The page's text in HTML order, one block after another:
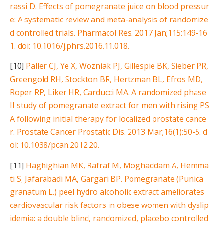
rassi D. Effects of pomegranate juice on blood pressur
e: A systematic review and meta-analysis of randomize
d controlled trials. Pharmacol Res. 2017 Jan;115:149-16
1. doi: 10.1016/j.phrs.2016.11.018.
[10] Paller CJ, Ye X, Wozniak PJ, Gillespie BK, Sieber PR,
Greengold RH, Stockton BR, Hertzman BL, Efros MD,
Roper RP, Liker HR, Carducci MA. A randomized phase
II study of pomegranate extract for men with rising PS
A following initial therapy for localized prostate cance
r. Prostate Cancer Prostatic Dis. 2013 Mar;16(1):50-5. d
oi: 10.1038/pcan.2012.20.
[11] Haghighian MK, Rafraf M, Moghaddam A, Hemma
ti S, Jafarabadi MA, Gargari BP. Pomegranate (Punica
granatum L.) peel hydro alcoholic extract ameliorates
cardiovascular risk factors in obese women with dyslip
idemia: a double blind, randomized, placebo controlled